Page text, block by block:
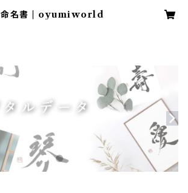
命名書 | oyumiworld